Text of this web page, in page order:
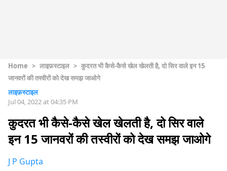
Home > लाइफ़स्टाइल > कुदरत भी कैसे-कैसे खेल खेलती है, दो सिर वाले इन 15
जानवरों की तस्वीरों को देख समझ जाओगे
लाइफ़स्टाइल
Jul 04, 2022 at 04:35 PM
कुदरत भी कैसे-कैसे खेल खेलती है, दो सिर वाले
इन 15 जानवरों की तस्वीरों को देख समझ जाओगे
J P Gupta